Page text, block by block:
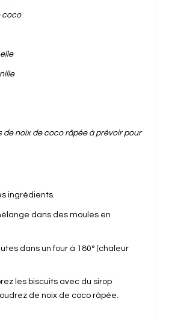
coco
de noix de coco râpée à prévoir pour
ingrédients.
dans des moules en
dans un four à 180° (chaleur
les biscuits avec du sirop
de noix de coco râpée.